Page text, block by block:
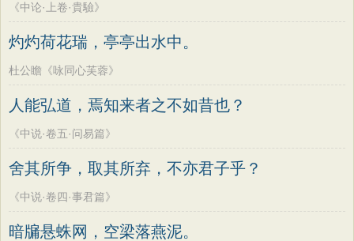
《中论·上卷·貴驗》
灼灼荷花瑞，亭亭出水中。
杜公瞻《咏同心芙蓉》
人能弘道，焉知来者之不如昔也？
《中说·卷五·问易篇》
舍其所争，取其所弃，不亦君子乎？
《中说·卷四·事君篇》
暗牖悬蛛网，空梁落燕泥。